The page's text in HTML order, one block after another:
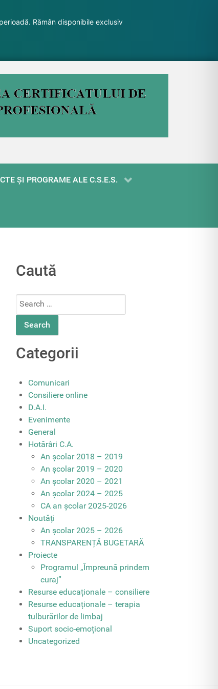
Rămân disponibile exclusiv
ŞI PROGRAME ALE C.S.E.S.
Caută
Search
Categorii
Comunicari
Consiliere online
D.A.I.
Evenimente
General
Hotărâri C.A.
An școlar 2018 – 2019
An școlar 2019 – 2020
An școlar 2020 – 2021
An școlar 2024 – 2025
CA an școlar 2025-2026
Noutăți
An școlar 2025 – 2026
TRANSPARENȚĂ BUGETARĂ
Proiecte
Programul „Împreună prindem
curaj”
Resurse educaționale – consiliere
Resurse educaționale – terapia
tulburărilor de limbaj
Suport socio-emoțional
Uncategorized